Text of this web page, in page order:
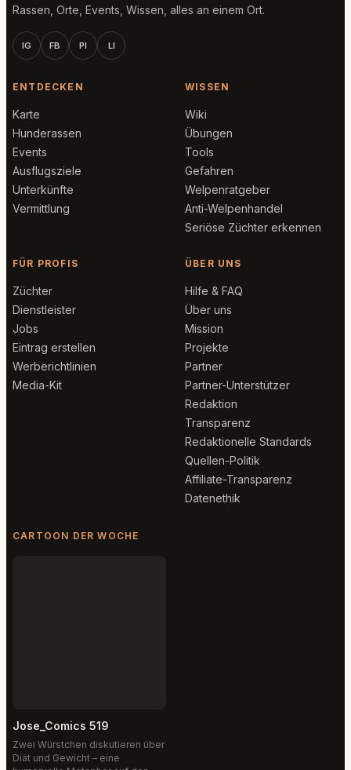
Rassen, Orte, Events, Wissen, alles an einem Ort.
IG FB PI LI
ENTDECKEN
Karte
Hunderassen
Events
Ausflugsziele
Unterkünfte
Vermittlung
WISSEN
Wiki
Übungen
Tools
Gefahren
Welpenratgeber
Anti-Welpenhandel
Seriöse Züchter erkennen
FÜR PROFIS
Züchter
Dienstleister
Jobs
Eintrag erstellen
Werberichtlinien
Media-Kit
ÜBER UNS
Hilfe & FAQ
Über uns
Mission
Projekte
Partner
Partner-Unterstützer
Redaktion
Transparenz
Redaktionelle Standards
Quellen-Politik
Affiliate-Transparenz
Datenethik
CARTOON DER WOCHE
Jose_Comics 519
Zwei Würstchen diskutieren über
Diät und Gewicht – eine